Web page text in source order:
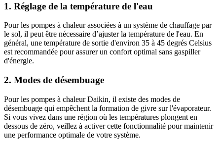
1. Réglage de la température de l'eau
Pour les pompes à chaleur associées à un système de chauffage par
le sol, il peut être nécessaire d’ajuster la température de l'eau. En
général, une température de sortie d'environ 35 à 45 degrés Celsius
est recommandée pour assurer un confort optimal sans gaspiller
d'énergie.
2. Modes de désembuage
Pour les pompes à chaleur Daikin, il existe des modes de
désembuage qui empêchent la formation de givre sur l'évaporateur.
Si vous vivez dans une région où les températures plongent en
dessous de zéro, veillez à activer cette fonctionnalité pour maintenir
une performance optimale de votre système.